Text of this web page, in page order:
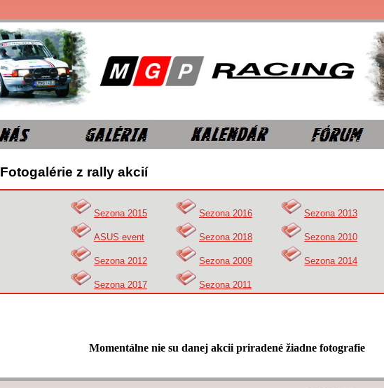
Fotogalérie z rally akcií
Sezona 2015 Sezona 2016 Sezona 2013
ASUS event Sezona 2018 Sezona 2010
Sezona 2012 Sezona 2009 Sezona 2014
Sezona 2017 Sezona 2011
Momentálne nie su danej akcii priradené žiadne fotografie